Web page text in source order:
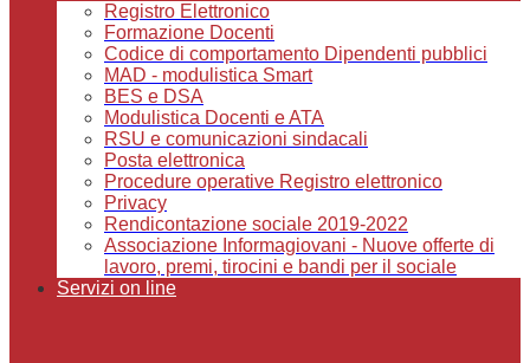
Registro Elettronico
Formazione Docenti
Codice di comportamento Dipendenti pubblici
MAD - modulistica Smart
BES e DSA
Modulistica Docenti e ATA
RSU e comunicazioni sindacali
Posta elettronica
Procedure operative Registro elettronico
Privacy
Rendicontazione sociale 2019-2022
Associazione Informagiovani - Nuove offerte di
lavoro, premi, tirocini e bandi per il sociale
Servizi on line